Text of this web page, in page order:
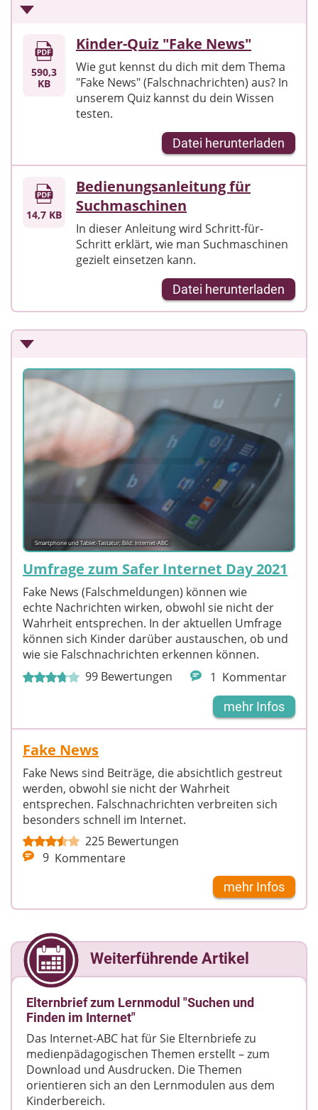
590,3
KB
Kinder-Quiz "Fake News"
Wie gut kennst du dich mit dem Thema
"Fake News" (Falschnachrichten) aus? In
unserem Quiz kannst du dein Wissen
testen.
Datei herunterladen
14,7 KB
Bedienungsanleitung für
Suchmaschinen
In dieser Anleitung wird Schritt-für-
Schritt erklärt, wie man Suchmaschinen
gezielt einsetzen kann.
Datei herunterladen
Smartphone und Tablet-Tastatur; Bild: Internet-ABC
Umfrage zum Safer Internet Day 2021
Fake News (Falschmeldungen) können wie
echte Nachrichten wirken, obwohl sie nicht der
Wahrheit entsprechen. In der aktuellen Umfrage
können sich Kinder darüber austauschen, ob und
wie sie Falschnachrichten erkennen können.
99 Bewertungen 1 Kommentar
mehr Infos
Fake News
Fake News sind Beiträge, die absichtlich gestreut
werden, obwohl sie nicht der Wahrheit
entsprechen. Falschnachrichten verbreiten sich
besonders schnell im Internet.
225 Bewertungen
9 Kommentare
mehr Infos
Weiterführende Artikel
Elternbrief zum Lernmodul "Suchen und
Finden im Internet"
Das Internet-ABC hat für Sie Elternbriefe zu
medienpädagogischen Themen erstellt – zum
Download und Ausdrucken. Die Themen
orientieren sich an den Lernmodulen aus dem
Kinderbereich.